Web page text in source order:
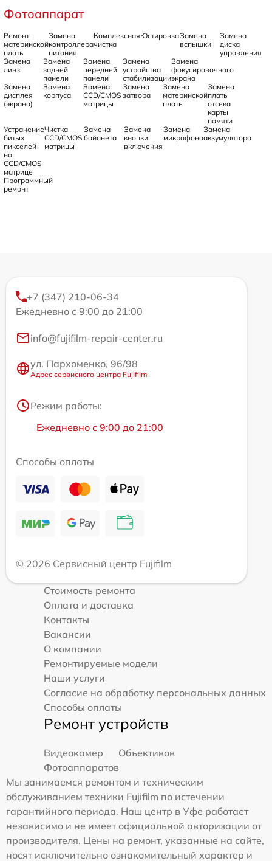
Фотоаппарат
Ремонт
материнской
платы
Замена
контроллера
питания
Комплексная
чистка
ЮстировкаЗамена
вспышки
Замена
диска
управления
Замена
линз
Замена
задней
панели
Замена
передней
панели
Замена
устройства
стабилизации
Замена
фокусировочного
экрана
Замена
дисплея
(экрана)
Замена
корпуса
Замена
CCD/CMOS
матрицы
Замена
затвора
Замена
материнской
платы
Замена
платы
отсека
карты
памяти
Устранение
битых
пикселей
на
CCD/CMOS
матрице
Чистка
CCD/CMOS
матрицы
Замена
байонета
Замена
кнопки
включения
Замена
микрофона
Замена
аккумулятора
Программный
ремонт
+7 (347) 210-06-34
Ежедневно с 9:00 до 21:00
info@fujifilm-repair-center.ru
ул. Пархоменко, 96/98
Адрес сервисного центра Fujifilm
Режим работы:
Ежедневно с 9:00 до 21:00
Способы оплаты
© 2026 Сервисный центр Fujifilm
Стоимость ремонта
Оплата и доставка
Контакты
Вакансии
О компании
Ремонтируемые модели
Наши услуги
Согласие на обработку персональных данных
Способы оплаты
Ремонт устройств
Видеокамер
Объективов
Фотоаппаратов
Мы занимаемся ремонтом и техническим
обслуживанием техники Fujifilm по истечении
гарантийного периода. Наш центр в Уфе работает
независимо и не имеет официальной авторизации от
производителя. Цены на ремонт, указанные на сайте,
носят исключительно ознакомительный характер и